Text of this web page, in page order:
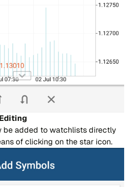
be added to watchlists directly
of clicking on the star icon.